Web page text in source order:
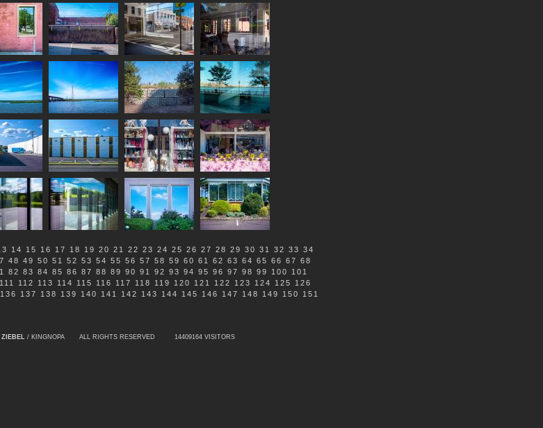
14 15 16 17 18 19 20 21 22 23 24 25 26 27 28 29 30 31 32 33 34
48 49 50 51 52 53 54 55 56 57 58 59 60 61 62 63 64 65 66 67 68
82 83 84 85 86 87 88 89 90 91 92 93 94 95 96 97 98 99 100
101
111 112 113 114 115 116 117 118 119 120 121 122 123 124 125
126
136 137 138 139 140 141 142 143 144 145 146 147 148 149 150
151
ZIEBEL / KINGNOPA ALL RIGHTS RESERVED 14409164 VISITORS